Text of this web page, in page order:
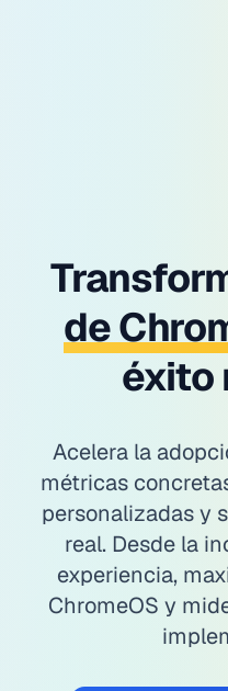
de
éxito
Acelera la
métricas
personalizadas y
real. Desde la
experiencia,
ChromeOS y